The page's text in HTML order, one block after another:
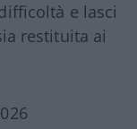
e lasci
restituita ai